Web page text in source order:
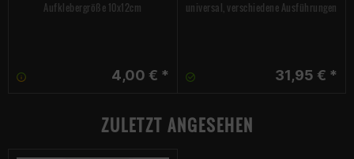
Aufklebergröße 10x12cm
4,00 € *
universal, verschiedene Ausführungen
31,95 € *
ZULETZT ANGESEHEN